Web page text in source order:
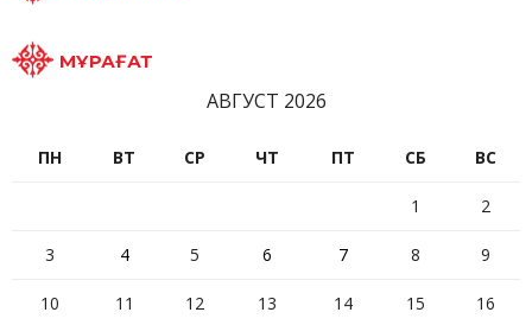
МҰРАҒАТ
АВГУСТ 2026
ПН ВТ СР ЧТ ПТ СБ ВС
1 2
3 4 5 6 7 8 9
10 11 12 13 14 15 16